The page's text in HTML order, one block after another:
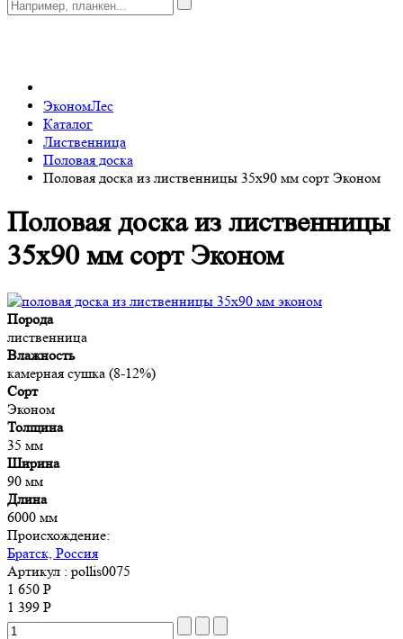
ЭкономЛес
Каталог
Лиственница
Половая доска
Половая доска из лиственницы 35x90 мм сорт Эконом
Половая доска из лиственницы
35x90 мм сорт Эконом
Порода
лиственница
Влажность
камерная сушка (8-12%)
Сорт
Эконом
Толщина
35 мм
Ширина
90 мм
Длина
6000 мм
Происхождение:
Братск, Россия
Артикул : pollis0075
1 650 Р
1 399 Р